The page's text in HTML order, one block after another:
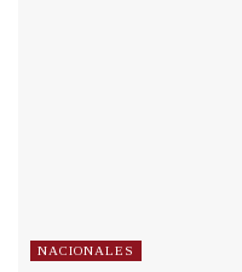
NACIONALES